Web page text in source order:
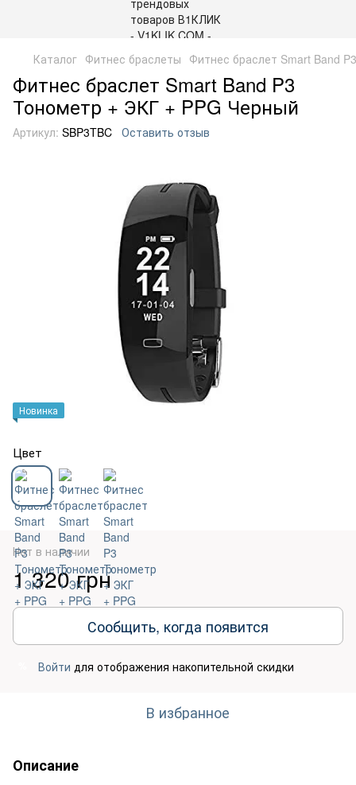
Каталог Фитнес браслеты Фитнес браслет Smart Band
Фитнес браслет Smart Band P3
Тонометр + ЭКГ + PPG Черный
Артикул: SBP3TBC Оставить отзыв
Новинка
Цвет
Нет в наличии
1 320 грн
Сообщить, когда появится
Войти для отображения накопительной скидки
В избранное
Описание